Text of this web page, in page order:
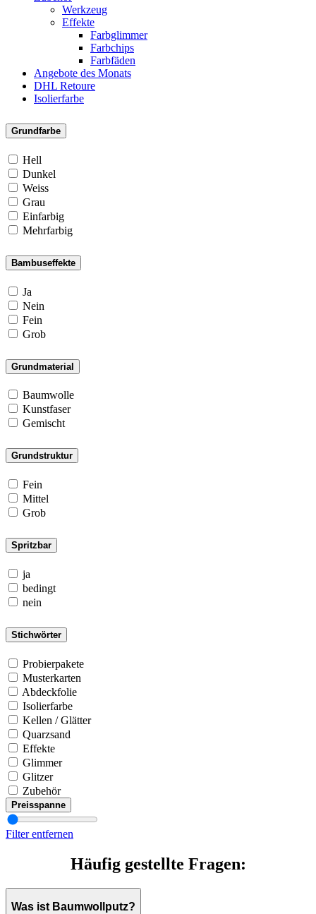
Werkzeug
Effekte
Farbglimmer
Farbchips
Farbfäden
Angebote des Monats
DHL Retoure
Isolierfarbe
Grundfarbe
Hell
Dunkel
Weiss
Grau
Einfarbig
Mehrfarbig
Bambuseffekte
Ja
Nein
Fein
Grob
Grundmaterial
Baumwolle
Kunstfaser
Gemischt
Grundstruktur
Fein
Mittel
Grob
Spritzbar
ja
bedingt
nein
Stichwörter
Probierpakete
Musterkarten
Abdeckfolie
Isolierfarbe
Kellen / Glätter
Quarzsand
Effekte
Glimmer
Glitzer
Zubehör
Preisspanne
Filter entfernen
Häufig gestellte Fragen:
Was ist Baumwollputz?